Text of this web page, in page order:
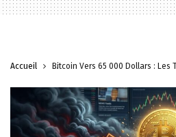
Accueil Bitcoin Vers 65 000 Dollars :